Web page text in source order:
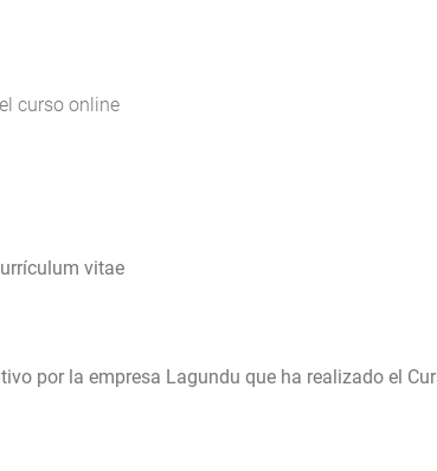
curso online
vitae
por la empresa Lagundu que ha realizado el